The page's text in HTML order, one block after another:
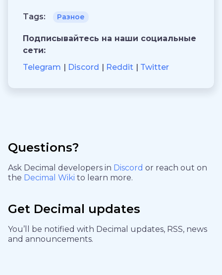
Tags: Разное
Подписывайтесь на наши социальные
сети:
Telegram
Discord Reddit Twitter
Questions?
Ask Decimal developers in Discord or reach out on
the Decimal Wiki to learn more.
Get Decimal updates
You’ll be notified with Decimal updates, RSS, news
and announcements.